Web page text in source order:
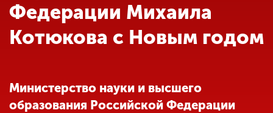
Наука
Международная
деятельность
Федерации Михаила
Котюкова с Новым годом
Министерство науки и высшего
образования Российской Федерации